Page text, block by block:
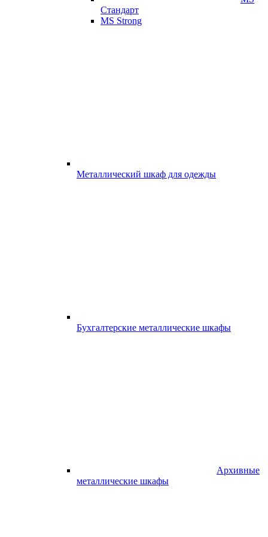
Стандарт
MS Strong
Металлический шкаф для одежды
Бухгалтерские металлические шкафы
Архивные
металлические шкафы